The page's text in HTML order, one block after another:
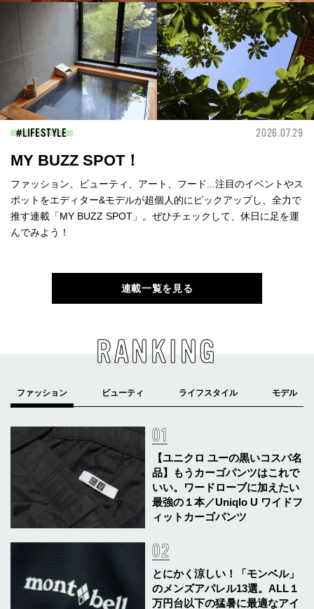
LIFESTYLE 2026.07.29
MY BUZZ SPOT！
ファッション、ビューティ、アート、フード...注目のイベントやス
ポットをエディター&モデルが超個人的にピックアップし、全力で
推す連載「MY BUZZ SPOT」。ぜひチェックして、休日に足を運
んでみよう！
連載一覧を見る
RANKING
【ユニクロ ユーの黒いコスパ名
品】もうカーゴパンツはこれで
いい。ワードローブに加えたい
最強の１本／Uniqlo U ワイドフ
ィットカーゴパンツ
とにかく涼しい！「モンベル」
のメンズアパレル13選。ALL１
万円台以下の猛暑に最適なアイ